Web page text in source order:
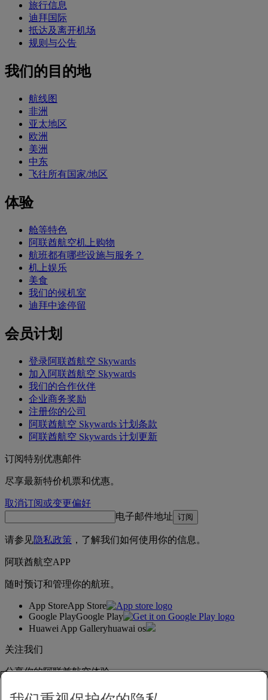
旅行信息
迪拜国际
抵达及离开机场
规则与公告
我们的目的地
航线图
非洲
亚太地区
欧洲
美洲
中东
飞往所有国家/地区
体验
舱等特色
阿联酋航空机上购物
航班都有哪些设施与服务？
机上娱乐
美食
我们的候机室
迪拜中途停留
会员计划
登录阿联酋航空 Skywards
加入阿联酋航空 Skywards
我们的合作伙伴
企业商务奖励
注册你的公司
阿联酋航空 Skywards 计划条款
阿联酋航空 Skywards 计划更新
订阅特别优惠邮件
尽享最新特价机票和优惠。
取消订阅或变更偏好
电子邮件地址 订阅
请参见隐私政策 ，了解我们如何使用你的信息。
阿联酋航空APP
随时预订和管理你的航班。
App StoreApp Store
Google PlayGoogle Play
Huawei App Galleryhuawai os
关注我们
分享你的阿联酋航空体验。